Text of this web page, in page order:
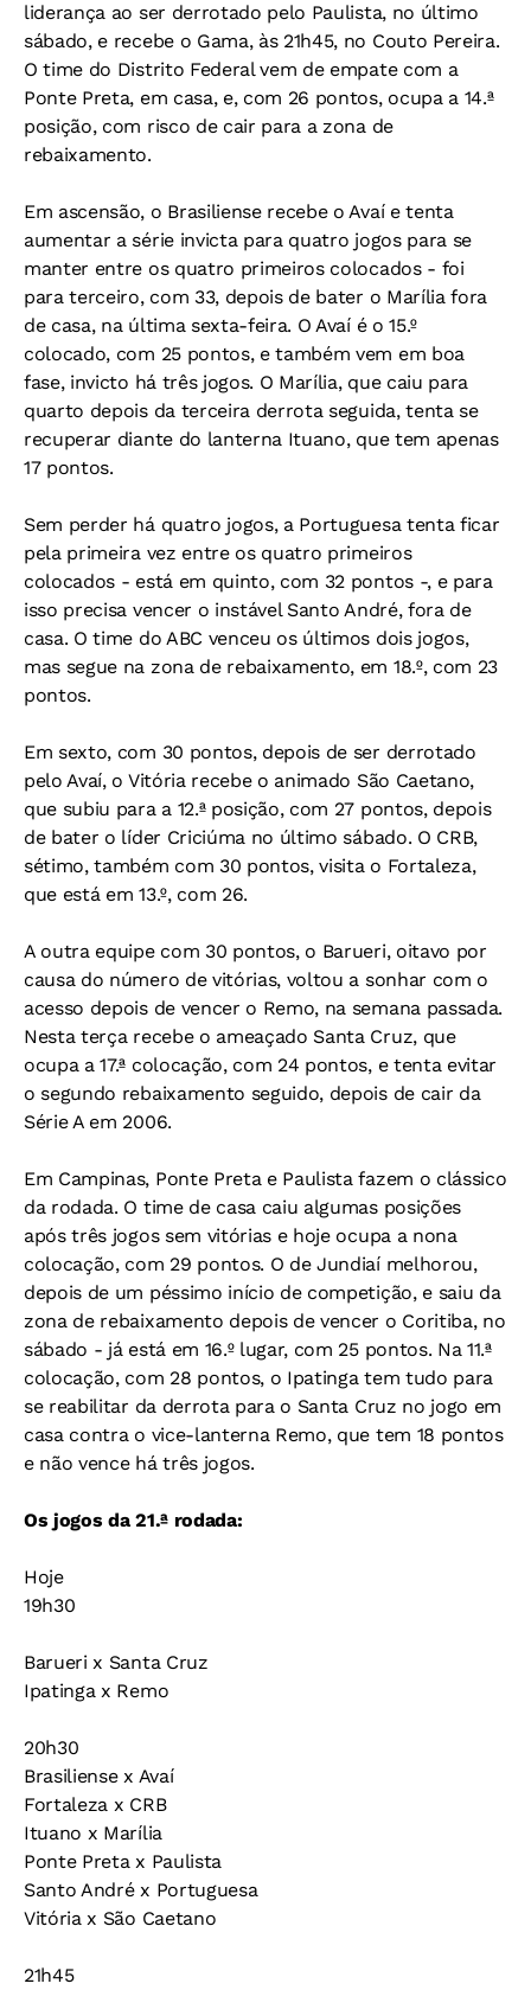
liderança ao ser derrotado pelo Paulista, no último
sábado, e recebe o Gama, às 21h45, no Couto Pereira.
O time do Distrito Federal vem de empate com a
Ponte Preta, em casa, e, com 26 pontos, ocupa a 14.ª
posição, com risco de cair para a zona de
rebaixamento.
Em ascensão, o Brasiliense recebe o Avaí e tenta
aumentar a série invicta para quatro jogos para se
manter entre os quatro primeiros colocados - foi
para terceiro, com 33, depois de bater o Marília fora
de casa, na última sexta-feira. O Avaí é o 15.º
colocado, com 25 pontos, e também vem em boa
fase, invicto há três jogos. O Marília, que caiu para
quarto depois da terceira derrota seguida, tenta se
recuperar diante do lanterna Ituano, que tem apenas
17 pontos.
Sem perder há quatro jogos, a Portuguesa tenta ficar
pela primeira vez entre os quatro primeiros
colocados - está em quinto, com 32 pontos -, e para
isso precisa vencer o instável Santo André, fora de
casa. O time do ABC venceu os últimos dois jogos,
mas segue na zona de rebaixamento, em 18.º, com 23
pontos.
Em sexto, com 30 pontos, depois de ser derrotado
pelo Avaí, o Vitória recebe o animado São Caetano,
que subiu para a 12.ª posição, com 27 pontos, depois
de bater o líder Criciúma no último sábado. O CRB,
sétimo, também com 30 pontos, visita o Fortaleza,
que está em 13.º, com 26.
A outra equipe com 30 pontos, o Barueri, oitavo por
causa do número de vitórias, voltou a sonhar com o
acesso depois de vencer o Remo, na semana passada.
Nesta terça recebe o ameaçado Santa Cruz, que
ocupa a 17.ª colocação, com 24 pontos, e tenta evitar
o segundo rebaixamento seguido, depois de cair da
Série A em 2006.
Em Campinas, Ponte Preta e Paulista fazem o clássico
da rodada. O time de casa caiu algumas posições
após três jogos sem vitórias e hoje ocupa a nona
colocação, com 29 pontos. O de Jundiaí melhorou,
depois de um péssimo início de competição, e saiu da
zona de rebaixamento depois de vencer o Coritiba, no
sábado - já está em 16.º lugar, com 25 pontos. Na 11.ª
colocação, com 28 pontos, o Ipatinga tem tudo para
se reabilitar da derrota para o Santa Cruz no jogo em
casa contra o vice-lanterna Remo, que tem 18 pontos
e não vence há três jogos.
Os jogos da 21.ª rodada:
Hoje
19h30
Barueri x Santa Cruz
Ipatinga x Remo
20h30
Brasiliense x Avaí
Fortaleza x CRB
Ituano x Marília
Ponte Preta x Paulista
Santo André x Portuguesa
Vitória x São Caetano
21h45